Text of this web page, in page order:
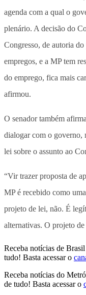
agenda com a qual o
plenário. A decisão do
Congresso, de autoria
empregos, e a MP tem
do emprego, fica mais
afirmou.
O senador também
dialogar com o governo,
lei sobre o assunto ao
“Vir trazer proposta de
MP é recebido como
projeto de lei, não. É
alternativas. O projeto
Receba notícias de
tudo! Basta acessar o
Receba notícias do
de tudo! Basta acessar o